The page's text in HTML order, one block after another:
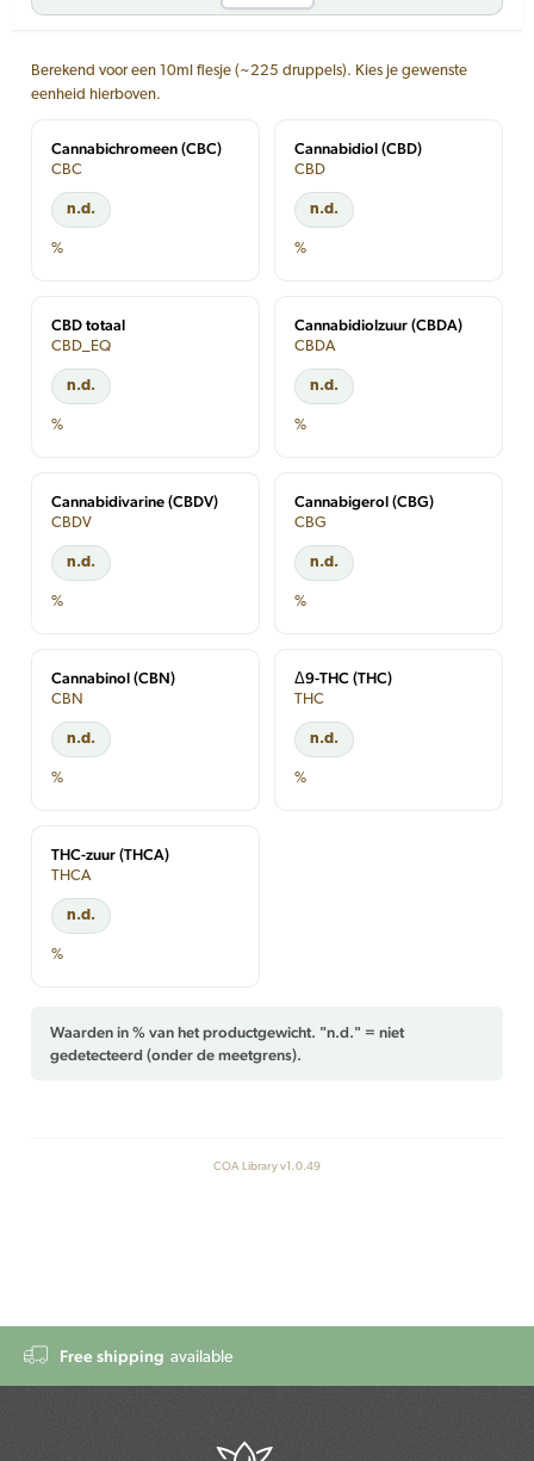
Berekend voor een 10ml flesje (~225 druppels). Kies je gewenste
eenheid hierboven.
Cannabichromeen (CBC)
CBC
n.d.
%
Cannabidiol (CBD)
CBD
n.d.
%
CBD totaal
CBD_EQ
n.d.
%
Cannabidiolzuur (CBDA)
CBDA
n.d.
%
Cannabidivarine (CBDV)
CBDV
n.d.
%
Cannabigerol (CBG)
CBG
n.d.
%
Cannabinol (CBN)
CBN
n.d.
%
Δ9-THC (THC)
THC
n.d.
%
THC-zuur (THCA)
THCA
n.d.
%
Waarden in % van het productgewicht. "n.d." = niet
gedetecteerd (onder de meetgrens).
COA Library v1.0.49
Free shipping available